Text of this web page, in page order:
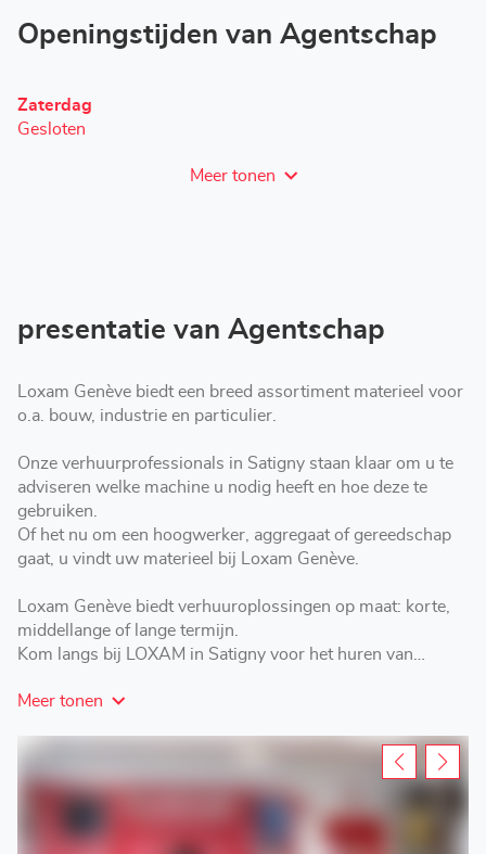
Openingstijden van Agentschap
Openingstijden
vandaag
Zaterdag
Gesloten
Meer tonen
en
presentatie van Agentschap
Loxam Genève biedt een breed assortiment materieel voor
o.a. bouw, industrie en particulier.
Onze verhuurprofessionals in Satigny staan klaar om u te
adviseren welke machine u nodig heeft en hoe deze te
gebruiken.
Of het nu om een hoogwerker, aggregaat of gereedschap
gaat, u vindt uw materieel bij Loxam Genève.
Loxam Genève biedt verhuuroplossingen op maat: korte,
middellange of lange termijn.
Kom langs bij LOXAM in Satigny voor het huren van
Meer tonen